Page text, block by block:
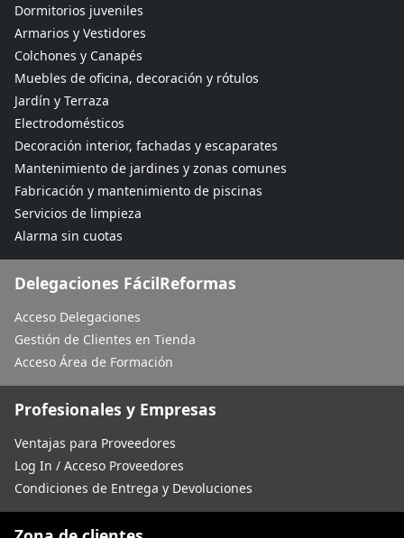
Dormitorios juveniles
Armarios y Vestidores
Colchones y Canapés
Muebles de oficina, decoración y rótulos
Jardín y Terraza
Electrodomésticos
Decoración interior, fachadas y escaparates
Mantenimiento de jardines y zonas comunes
Fabricación y mantenimiento de piscinas
Servicios de limpieza
Alarma sin cuotas
Delegaciones FácilReformas
Acceso Delegaciones
Gestión de Clientes en Tienda
Acceso Área de Formación
Profesionales y Empresas
Ventajas para Proveedores
Log In / Acceso Proveedores
Condiciones de Entrega y Devoluciones